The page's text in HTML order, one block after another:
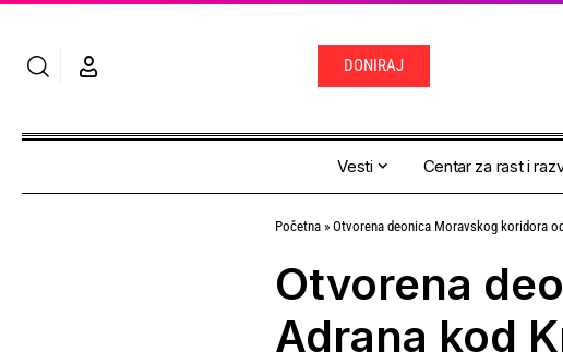
DONIRAJ
Vesti Centar za rast i
Početna » Otvorena deonica Moravskog koridora
Otvorena
Adrana kod